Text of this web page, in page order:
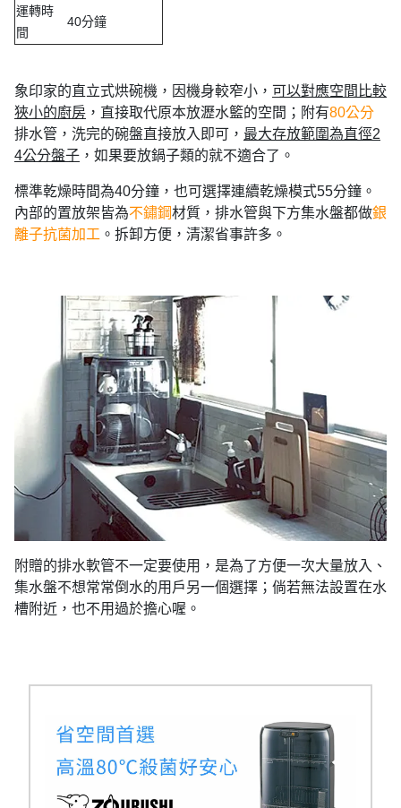
運轉時
間
40分鐘
象印家的直立式烘碗機，因機身較窄小， 可以對應空間比較
狹小的廚房 ，直接取代原本放瀝水籃的空間；附有80公分
排水管，洗完的碗盤直接放入即可， 最大存放範圍為直徑2
4公分盤子 ，如果要放鍋子類的就不適合了。
標準乾燥時間為40分鐘，也可選擇連續乾燥模式55分鐘。
內部的置放架皆為不鏽鋼材質，排水管與下方集水盤都做銀
離子抗菌加工 。拆卸方便，清潔省事許多。
附贈的排水軟管不一定要使用，是為了方便一次大量放入、
集水盤不想常常倒水的用戶另一個選擇；倘若無法設置在水
槽附近，也不用過於擔心喔。